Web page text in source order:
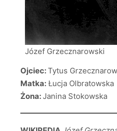
Józef Grzecznarowski
Ojciec:Tytus
Matka: Łucja Olbratowska
Żona:Janina Stokowska